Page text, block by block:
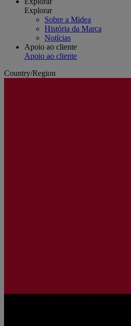
Explorar
Sobre a Midea
História da Marca
Notícias
Apoio ao cliente
Apoio ao cliente
Country/Region